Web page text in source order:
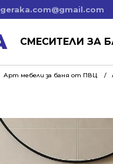
geraka.com@gmail.com
СМЕСИТЕЛИ ЗА
Арт мебели за баня от ПВЦ